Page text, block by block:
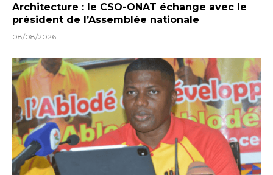
Architecture : le CSO-ONAT échange avec le
président de l’Assemblée nationale
08/08/2026